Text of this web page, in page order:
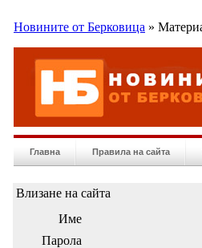
Новините от Берковица »
Главна Правила на сайта
Влизане на сайта
Име
Парола